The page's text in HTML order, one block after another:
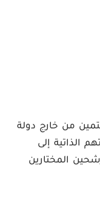
من خارج دولة
الذاتية إلى
المختارين